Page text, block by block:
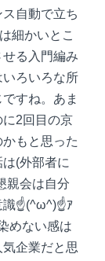
自動で立ち
細かいとこ
る入門編み
ろいろな所
すね。あま
に2回目の京
もと思った
(外部者に
親会は自分
識☝(^ω^)☝ｱ
めない感は
企業だと思